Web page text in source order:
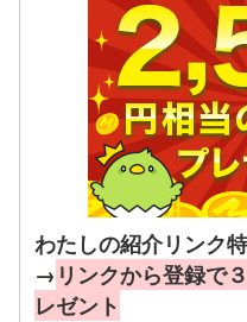
わたしの紹介リンク
→ リンクから登録で
レゼント